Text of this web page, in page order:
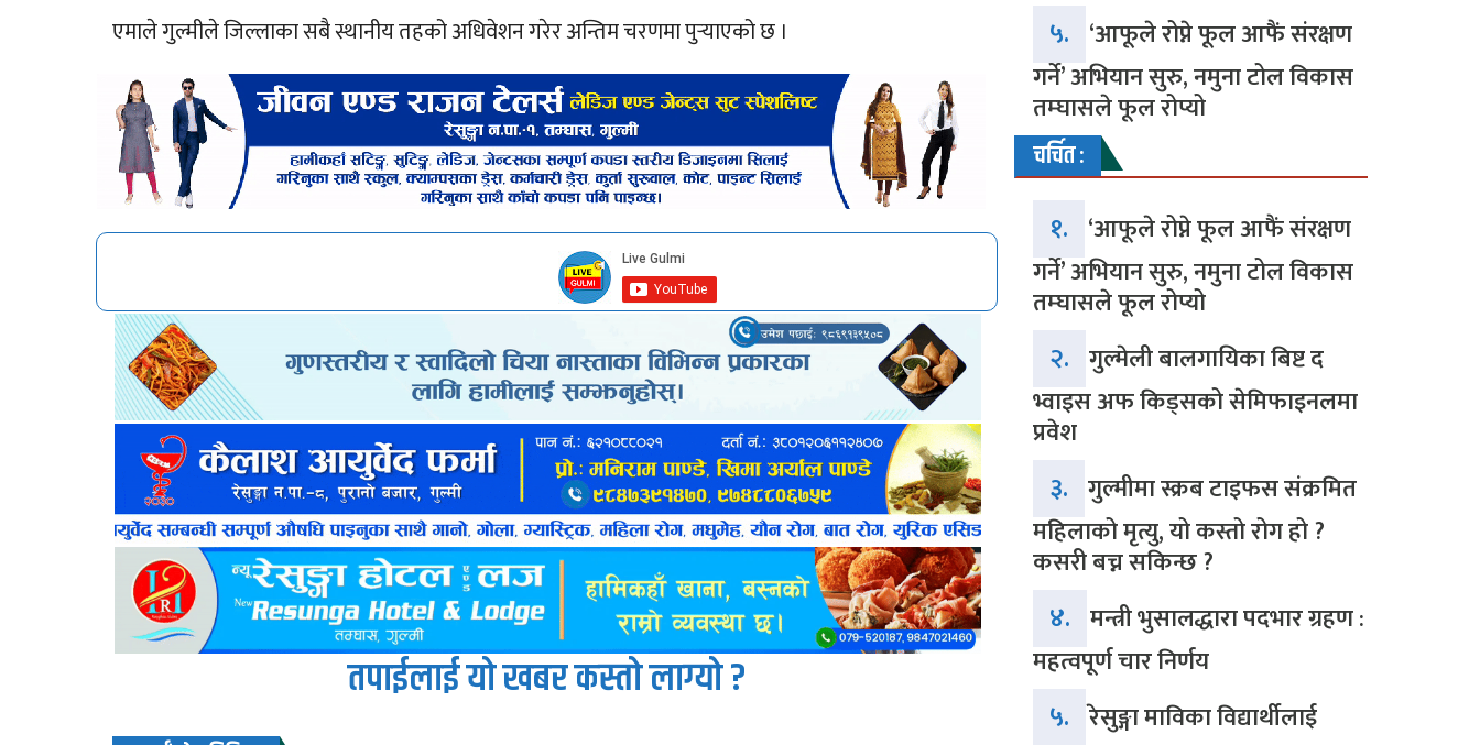
एमाले गुल्मीले जिल्लाका सबै स्थानीय तहको अधिवेशन गरेर अन्तिम चरणमा पुर्‍याएको छ ।
तपाईलाई यो खबर कस्तो लाग्यो ?
५. ‘आफूले रोप्ने फूल आफैं संरक्षण
गर्ने’ अभियान सुरु, नमुना टोल विकास
तम्घासले फूल रोप्यो
चर्चित :
१. ‘आफूले रोप्ने फूल आफैं संरक्षण
गर्ने’ अभियान सुरु, नमुना टोल विकास
तम्घासले फूल रोप्यो
२. गुल्मेली बालगायिका बिष्ट द
भ्वाइस अफ किड्सको सेमिफाइनलमा
प्रवेश
३. गुल्मीमा स्क्रब टाइफस संक्रमित
महिलाको मृत्यु, यो कस्तो रोग हो ?
कसरी बच्न सकिन्छ ?
४. मन्त्री भुसालद्धारा पदभार ग्रहण :
महत्वपूर्ण चार निर्णय
५. रेसुङ्गा माविका विद्यार्थीलाई